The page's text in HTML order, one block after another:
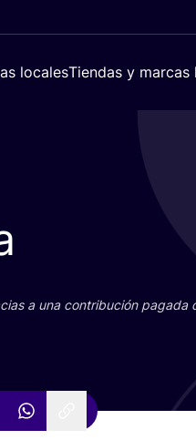
localesTiendas y marcas
a una con­tri­bu­ción paga­da